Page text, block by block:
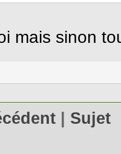
mais sinon
| Sujet